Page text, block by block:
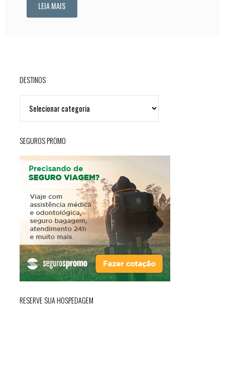
LEIA MAIS"Zermatt
sonho
DESTINOS
SEGUROS PROMO
RESERVE SUA HOSPEDAGEM